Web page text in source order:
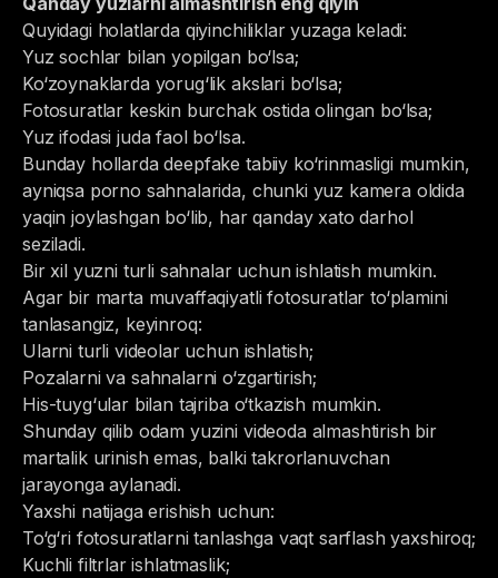
Quyidagi holatlarda qiyinchiliklar yuzaga keladi:
Yuz sochlar bilan yopilgan bo‘lsa;
Ko‘zoynaklarda yorug‘lik akslari bo‘lsa;
Fotosuratlar keskin burchak ostida olingan bo‘lsa;
Yuz ifodasi juda faol bo‘lsa.
Bunday hollarda deepfake tabiiy ko‘rinmasligi mumkin,
ayniqsa porno sahnalarida, chunki yuz kamera oldida
yaqin joylashgan bo‘lib, har qanday xato darhol
seziladi.
Bir xil yuzni turli sahnalar uchun ishlatish mumkin.
Agar bir marta muvaffaqiyatli fotosuratlar to‘plamini
tanlasangiz, keyinroq:
Ularni turli videolar uchun ishlatish;
Pozalarni va sahnalarni o‘zgartirish;
His-tuyg‘ular bilan tajriba o‘tkazish mumkin.
Shunday qilib odam yuzini videoda almashtirish bir
martalik urinish emas, balki takrorlanuvchan
jarayonga aylanadi.
Yaxshi natijaga erishish uchun:
To‘g‘ri fotosuratlarni tanlashga vaqt sarflash yaxshiroq;
Kuchli filtrlar ishlatmaslik;